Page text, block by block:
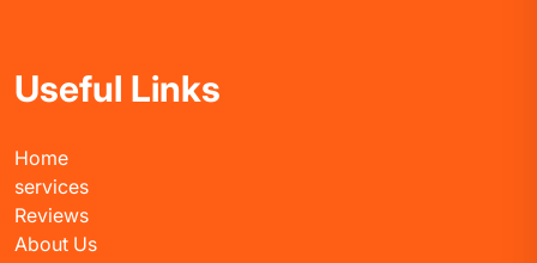
Useful Links
Home
services
Reviews
About Us